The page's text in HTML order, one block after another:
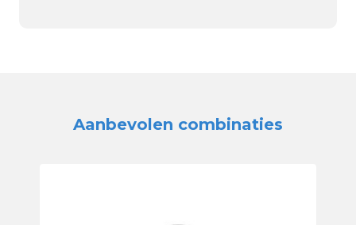
Aanbevolen combinaties